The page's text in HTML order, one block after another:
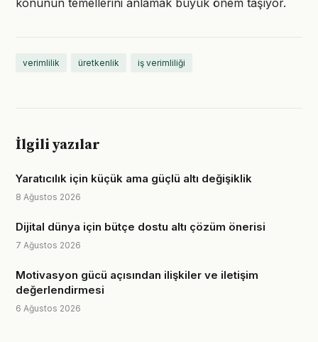
konunun temellerini anlamak büyük önem taşıyor.
verimlilik üretkenlik iş verimliliği
İlgili yazılar
Yaratıcılık için küçük ama güçlü altı değişiklik
8 Ağustos 2026
Dijital dünya için bütçe dostu altı çözüm önerisi
7 Ağustos 2026
Motivasyon gücü açısından ilişkiler ve iletişim
değerlendirmesi
6 Ağustos 2026